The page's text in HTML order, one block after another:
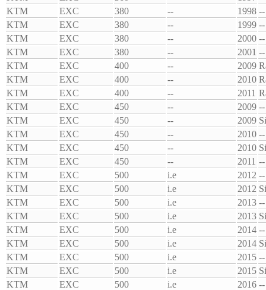
KTM
EXC 380 -- 1998 --
KTM
EXC 380 -- 1999 --
KTM
EXC 380 -- 2000 --
KTM
EXC 380 -- 2001 --
KTM
EXC 400 -- 2009
KTM
EXC 400 -- 2010
KTM
EXC 400 -- 2011
KTM
EXC 450 -- 2009 --
KTM
EXC 450 -- 2009
KTM
EXC 450 -- 2010 --
KTM
EXC 450 -- 2010
KTM
EXC 450 -- 2011 --
KTM
EXC 500 i.e 2012 --
KTM
EXC 500 i.e 2012
KTM
EXC 500 i.e 2013 --
KTM
EXC 500 i.e 2013
KTM
EXC 500 i.e 2014 --
KTM
EXC 500 i.e 2014
KTM
EXC 500 i.e 2015 --
KTM
EXC 500 i.e 2015
KTM
EXC 500 i.e 2016 --